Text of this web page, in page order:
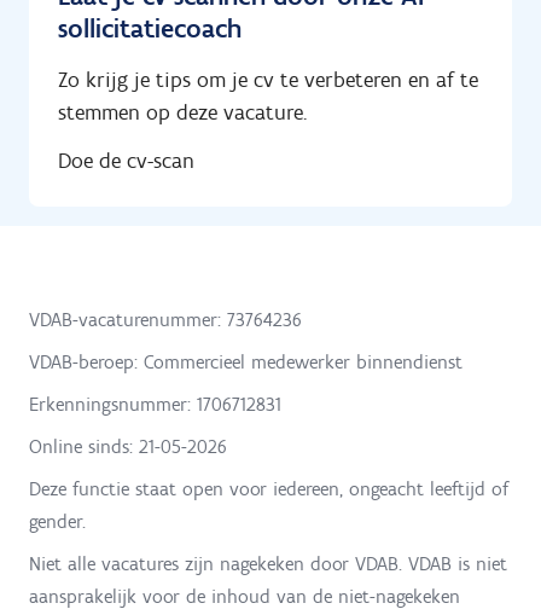
sollicitatiecoach
Zo krijg je tips om je cv te verbeteren en af te
stemmen op deze vacature.
Doe de cv-scan
VDAB-vacaturenummer: 73764236
VDAB-beroep: Commercieel medewerker binnendienst
Erkenningsnummer: 1706712831
Online sinds: 21-05-2026
Deze functie staat open voor iedereen, ongeacht leeftijd of
gender.
Niet alle vacatures zijn nagekeken door VDAB. VDAB is niet
aansprakelijk voor de inhoud van de niet-nagekeken